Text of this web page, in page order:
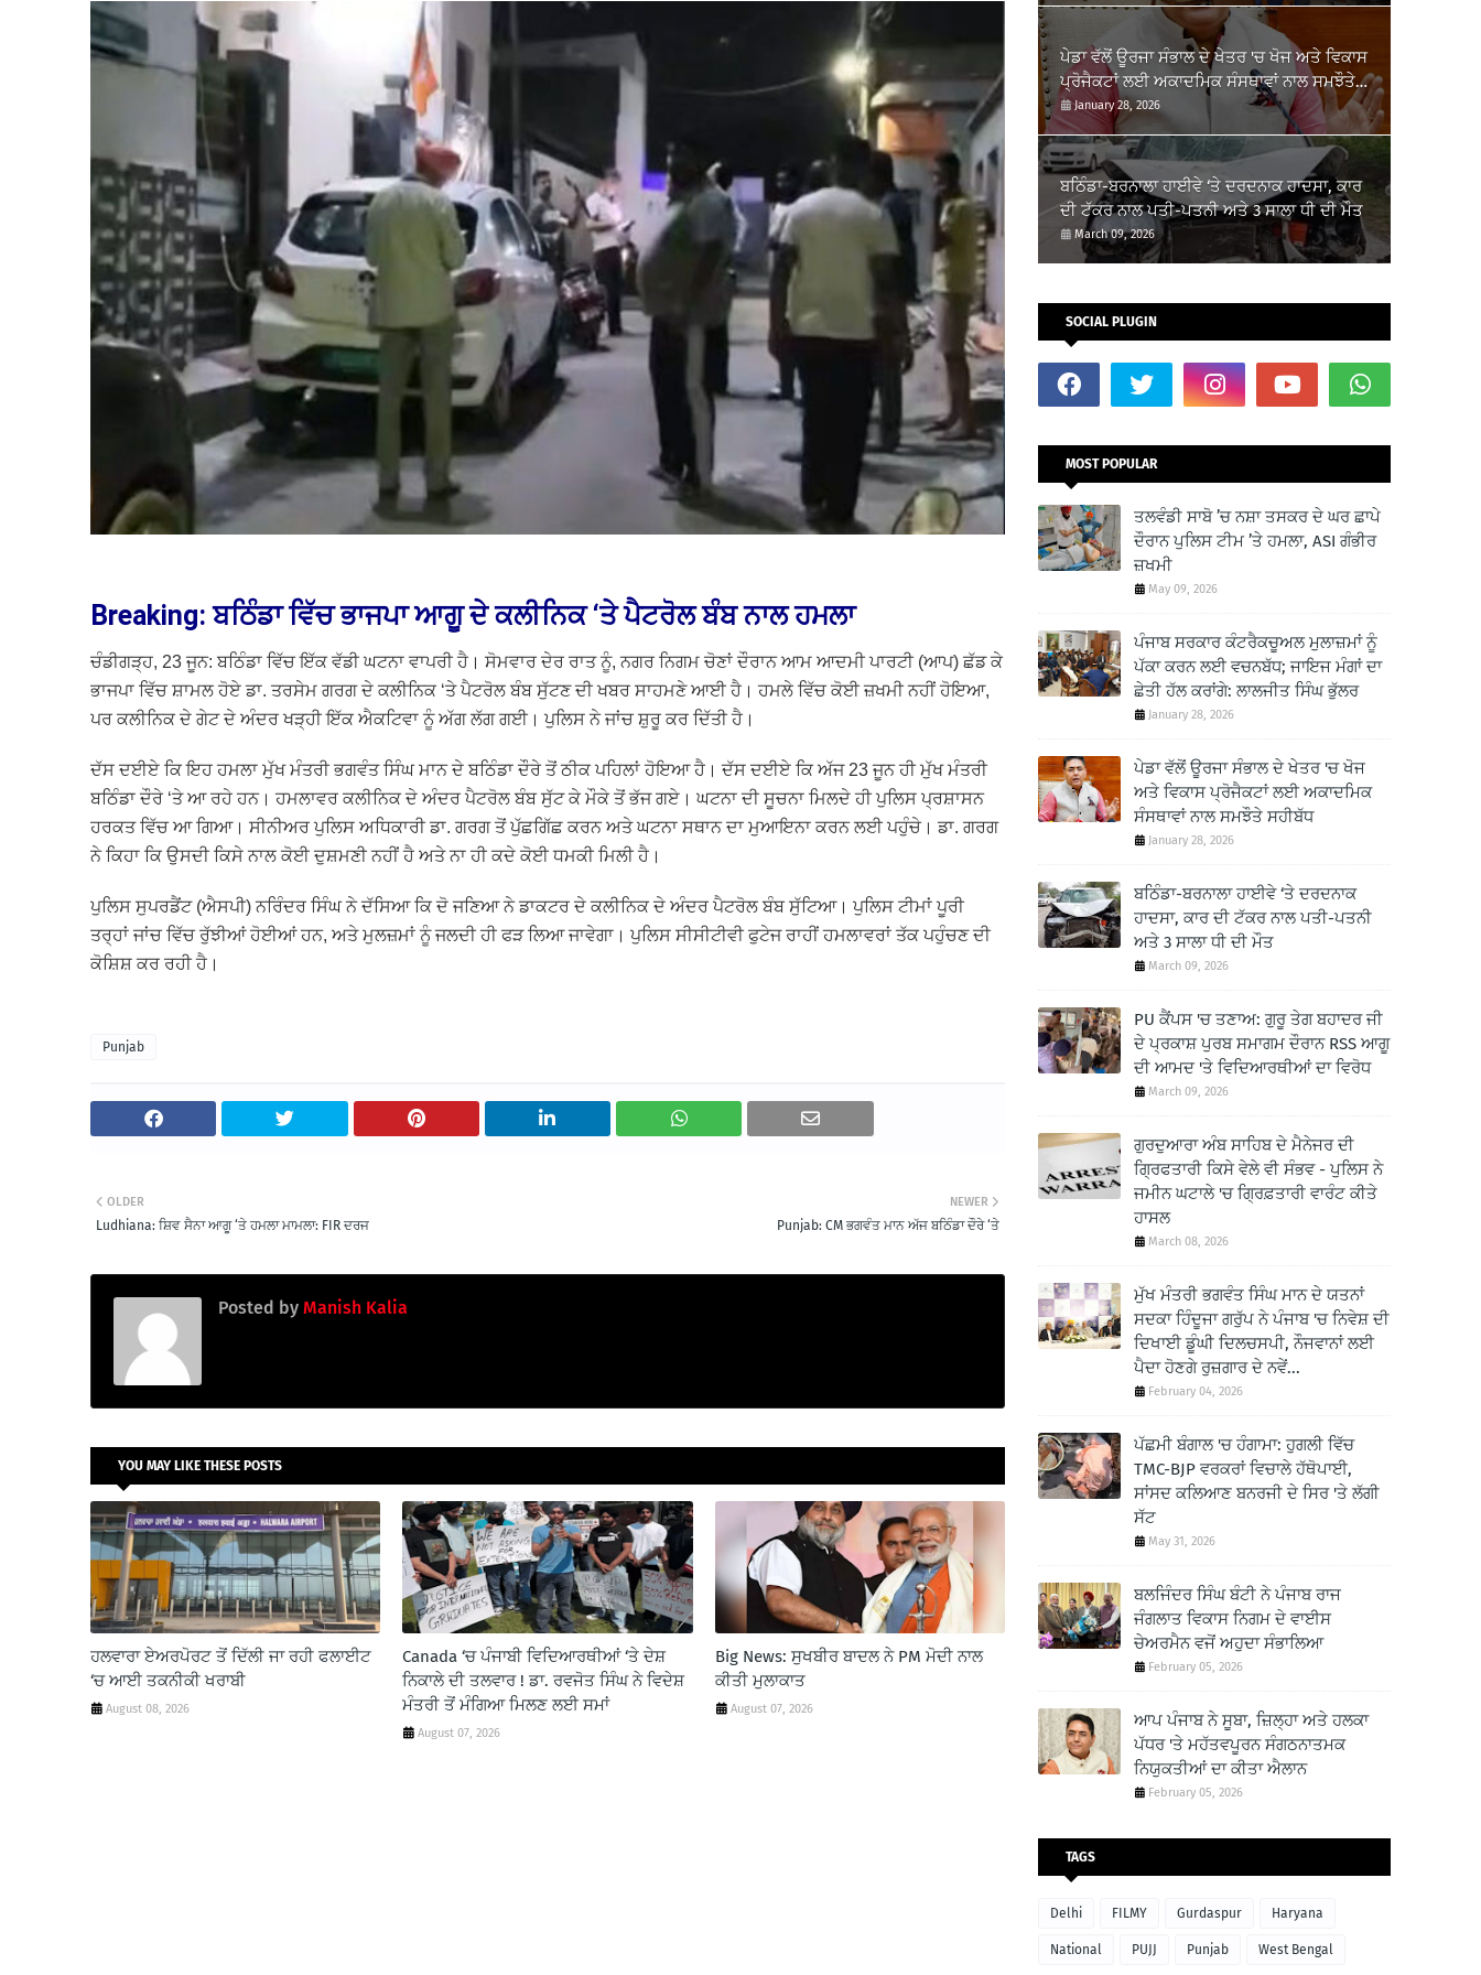
Breaking: ਬਠਿੰਡਾ ਵਿੱਚ ਭਾਜਪਾ ਆਗੂ ਦੇ ਕਲੀਨਿਕ ‘ਤੇ ਪੈਟਰੋਲ ਬੰਬ ਨਾਲ ਹਮਲਾ
ਚੰਡੀਗੜ੍ਹ, 23 ਜੂਨ: ਬਠਿੰਡਾ ਵਿੱਚ ਇੱਕ ਵੱਡੀ ਘਟਨਾ ਵਾਪਰੀ ਹੈ। ਸੋਮਵਾਰ ਦੇਰ ਰਾਤ ਨੂੰ, ਨਗਰ ਨਿਗਮ ਚੋਣਾਂ ਦੌਰਾਨ ਆਮ ਆਦਮੀ ਪਾਰਟੀ (ਆਪ) ਛੱਡ ਕੇ
ਭਾਜਪਾ ਵਿੱਚ ਸ਼ਾਮਲ ਹੋਏ ਡਾ. ਤਰਸੇਮ ਗਰਗ ਦੇ ਕਲੀਨਿਕ ‘ਤੇ ਪੈਟਰੋਲ ਬੰਬ ਸੁੱਟਣ ਦੀ ਖਬਰ ਸਾਹਮਣੇ ਆਈ ਹੈ। ਹਮਲੇ ਵਿੱਚ ਕੋਈ ਜ਼ਖਮੀ ਨਹੀਂ ਹੋਇਆ,
ਪਰ ਕਲੀਨਿਕ ਦੇ ਗੇਟ ਦੇ ਅੰਦਰ ਖੜ੍ਹੀ ਇੱਕ ਐਕਟਿਵਾ ਨੂੰ ਅੱਗ ਲੱਗ ਗਈ। ਪੁਲਿਸ ਨੇ ਜਾਂਚ ਸ਼ੁਰੂ ਕਰ ਦਿੱਤੀ ਹੈ।
ਦੱਸ ਦਈਏ ਕਿ ਇਹ ਹਮਲਾ ਮੁੱਖ ਮੰਤਰੀ ਭਗਵੰਤ ਸਿੰਘ ਮਾਨ ਦੇ ਬਠਿੰਡਾ ਦੌਰੇ ਤੋਂ ਠੀਕ ਪਹਿਲਾਂ ਹੋਇਆ ਹੈ। ਦੱਸ ਦਈਏ ਕਿ ਅੱਜ 23 ਜੂਨ ਹੀ ਮੁੱਖ ਮੰਤਰੀ
ਬਠਿੰਡਾ ਦੌਰੇ ‘ਤੇ ਆ ਰਹੇ ਹਨ। ਹਮਲਾਵਰ ਕਲੀਨਿਕ ਦੇ ਅੰਦਰ ਪੈਟਰੋਲ ਬੰਬ ਸੁੱਟ ਕੇ ਮੌਕੇ ਤੋਂ ਭੱਜ ਗਏ। ਘਟਨਾ ਦੀ ਸੂਚਨਾ ਮਿਲਦੇ ਹੀ ਪੁਲਿਸ ਪ੍ਰਸ਼ਾਸਨ
ਹਰਕਤ ਵਿੱਚ ਆ ਗਿਆ। ਸੀਨੀਅਰ ਪੁਲਿਸ ਅਧਿਕਾਰੀ ਡਾ. ਗਰਗ ਤੋਂ ਪੁੱਛਗਿੱਛ ਕਰਨ ਅਤੇ ਘਟਨਾ ਸਥਾਨ ਦਾ ਮੁਆਇਨਾ ਕਰਨ ਲਈ ਪਹੁੰਚੇ। ਡਾ. ਗਰਗ
ਨੇ ਕਿਹਾ ਕਿ ਉਸਦੀ ਕਿਸੇ ਨਾਲ ਕੋਈ ਦੁਸ਼ਮਣੀ ਨਹੀਂ ਹੈ ਅਤੇ ਨਾ ਹੀ ਕਦੇ ਕੋਈ ਧਮਕੀ ਮਿਲੀ ਹੈ।
ਪੁਲਿਸ ਸੁਪਰਡੈਂਟ (ਐਸਪੀ) ਨਰਿੰਦਰ ਸਿੰਘ ਨੇ ਦੱਸਿਆ ਕਿ ਦੋ ਜਣਿਆ ਨੇ ਡਾਕਟਰ ਦੇ ਕਲੀਨਿਕ ਦੇ ਅੰਦਰ ਪੈਟਰੋਲ ਬੰਬ ਸੁੱਟਿਆ। ਪੁਲਿਸ ਟੀਮਾਂ ਪੂਰੀ
ਤਰ੍ਹਾਂ ਜਾਂਚ ਵਿੱਚ ਰੁੱਝੀਆਂ ਹੋਈਆਂ ਹਨ, ਅਤੇ ਮੁਲਜ਼ਮਾਂ ਨੂੰ ਜਲਦੀ ਹੀ ਫੜ ਲਿਆ ਜਾਵੇਗਾ। ਪੁਲਿਸ ਸੀਸੀਟੀਵੀ ਫੁਟੇਜ ਰਾਹੀਂ ਹਮਲਾਵਰਾਂ ਤੱਕ ਪਹੁੰਚਣ ਦੀ
ਕੋਸ਼ਿਸ਼ ਕਰ ਰਹੀ ਹੈ।
Punjab
NEWER
Punjab: CM ਭਗਵੰਤ ਮਾਨ ਅੱਜ ਬਠਿੰਡਾ ਦੌਰੇ ‘ਤੇ
OLDER
Ludhiana: ਸ਼ਿਵ ਸੈਨਾ ਆਗੂ ‘ਤੇ ਹਮਲਾ ਮਾਮਲਾ: FIR ਦਰਜ
Posted by Manish Kalia
YOU MAY LIKE THESE POSTS
ਹਲਵਾਰਾ ਏਅਰਪੋਰਟ ਤੋਂ ਦਿੱਲੀ ਜਾ ਰਹੀ ਫਲਾਈਟ
‘ਚ ਆਈ ਤਕਨੀਕੀ ਖਰਾਬੀ
August 08, 2026
Canada ‘ਚ ਪੰਜਾਬੀ ਵਿਦਿਆਰਥੀਆਂ ‘ਤੇ ਦੇਸ਼
ਨਿਕਾਲੇ ਦੀ ਤਲਵਾਰ ! ਡਾ. ਰਵਜੋਤ ਸਿੰਘ ਨੇ ਵਿਦੇਸ਼
ਮੰਤਰੀ ਤੋਂ ਮੰਗਿਆ ਮਿਲਣ ਲਈ ਸਮਾਂ
August 07, 2026
Big News: ਸੁਖਬੀਰ‌ ਬਾਦਲ ਨੇ PM ਮੋਦੀ ਨਾਲ
ਕੀਤੀ ਮੁਲਾਕਾਤ
August 07, 2026
ਪੇਡਾ ਵੱਲੋਂ ਊਰਜਾ ਸੰਭਾਲ ਦੇ ਖੇਤਰ 'ਚ ਖੋਜ ਅਤੇ ਵਿਕਾਸ
ਪ੍ਰੋਜੈਕਟਾਂ ਲਈ ਅਕਾਦਮਿਕ ਸੰਸਥਾਵਾਂ ਨਾਲ ਸਮਝੌਤੇ
ਸਹੀਬੱਧ
January 28, 2026
ਬਠਿੰਡਾ-ਬਰਨਾਲਾ ਹਾਈਵੇ ‘ਤੇ ਦਰਦਨਾਕ ਹਾਦਸਾ, ਕਾਰ
ਦੀ ਟੱਕਰ ਨਾਲ ਪਤੀ-ਪਤਨੀ ਅਤੇ 3 ਸਾਲਾ ਧੀ ਦੀ ਮੌਤ
March 09, 2026
SOCIAL PLUGIN
MOST POPULAR
ਤਲਵੰਡੀ ਸਾਬੋ ’ਚ ਨਸ਼ਾ ਤਸਕਰ ਦੇ ਘਰ ਛਾਪੇ
ਦੌਰਾਨ ਪੁਲਿਸ ਟੀਮ ’ਤੇ ਹਮਲਾ, ASI ਗੰਭੀਰ
ਜ਼ਖਮੀ
May 09, 2026
ਪੰਜਾਬ ਸਰਕਾਰ ਕੰਟਰੈਕਚੂਅਲ ਮੁਲਾਜ਼ਮਾਂ ਨੂੰ
ਪੱਕਾ ਕਰਨ ਲਈ ਵਚਨਬੱਧ; ਜਾਇਜ ਮੰਗਾਂ ਦਾ
ਛੇਤੀ ਹੱਲ ਕਰਾਂਗੇ: ਲਾਲਜੀਤ ਸਿੰਘ ਭੁੱਲਰ
January 28, 2026
ਪੇਡਾ ਵੱਲੋਂ ਊਰਜਾ ਸੰਭਾਲ ਦੇ ਖੇਤਰ 'ਚ ਖੋਜ
ਅਤੇ ਵਿਕਾਸ ਪ੍ਰੋਜੈਕਟਾਂ ਲਈ ਅਕਾਦਮਿਕ
ਸੰਸਥਾਵਾਂ ਨਾਲ ਸਮਝੌਤੇ ਸਹੀਬੱਧ
January 28, 2026
ਬਠਿੰਡਾ-ਬਰਨਾਲਾ ਹਾਈਵੇ ‘ਤੇ ਦਰਦਨਾਕ
ਹਾਦਸਾ, ਕਾਰ ਦੀ ਟੱਕਰ ਨਾਲ ਪਤੀ-ਪਤਨੀ
ਅਤੇ 3 ਸਾਲਾ ਧੀ ਦੀ ਮੌਤ
March 09, 2026
PU ਕੈਂਪਸ 'ਚ ਤਣਾਅ: ਗੁਰੂ ਤੇਗ ਬਹਾਦਰ ਜੀ
ਦੇ ਪ੍ਰਕਾਸ਼ ਪੁਰਬ ਸਮਾਗਮ ਦੌਰਾਨ RSS ਆਗੂ
ਦੀ ਆਮਦ 'ਤੇ ਵਿਦਿਆਰਥੀਆਂ ਦਾ ਵਿਰੋਧ
March 09, 2026
ਗੁਰਦੁਆਰਾ ਅੰਬ ਸਾਹਿਬ ਦੇ ਮੈਨੇਜਰ ਦੀ
ਗ੍ਰਿਫਤਾਰੀ ਕਿਸੇ ਵੇਲੇ ਵੀ ਸੰਭਵ - ਪੁਲਿਸ ਨੇ
ਜਮੀਨ ਘਟਾਲੇ 'ਚ ਗ੍ਰਿਫ਼ਤਾਰੀ ਵਾਰੰਟ ਕੀਤੇ
ਹਾਸਲ
March 08, 2026
ਮੁੱਖ ਮੰਤਰੀ ਭਗਵੰਤ ਸਿੰਘ ਮਾਨ ਦੇ ਯਤਨਾਂ
ਸਦਕਾ ਹਿੰਦੂਜਾ ਗਰੁੱਪ ਨੇ ਪੰਜਾਬ 'ਚ ਨਿਵੇਸ਼ ਦੀ
ਦਿਖਾਈ ਡੂੰਘੀ ਦਿਲਚਸਪੀ, ਨੌਜਵਾਨਾਂ ਲਈ
ਪੈਦਾ ਹੋਣਗੇ ਰੁਜ਼ਗਾਰ ਦੇ ਨਵੇਂ...
February 04, 2026
ਪੱਛਮੀ ਬੰਗਾਲ 'ਚ ਹੰਗਾਮਾ: ਹੁਗਲੀ ਵਿੱਚ
TMC-BJP ਵਰਕਰਾਂ ਵਿਚਾਲੇ ਹੱਥੋਪਾਈ,
ਸਾਂਸਦ ਕਲਿਆਣ ਬਨਰਜੀ ਦੇ ਸਿਰ 'ਤੇ ਲੱਗੀ
ਸੱਟ
May 31, 2026
ਬਲਜਿੰਦਰ ਸਿੰਘ ਬੰਟੀ ਨੇ ਪੰਜਾਬ ਰਾਜ
ਜੰਗਲਾਤ ਵਿਕਾਸ ਨਿਗਮ ਦੇ ਵਾਈਸ
ਚੇਅਰਮੈਨ ਵਜੋਂ ਅਹੁਦਾ ਸੰਭਾਲਿਆ
February 05, 2026
ਆਪ ਪੰਜਾਬ ਨੇ ਸੂਬਾ, ਜ਼ਿਲ੍ਹਾ ਅਤੇ ਹਲਕਾ
ਪੱਧਰ 'ਤੇ ਮਹੱਤਵਪੂਰਨ ਸੰਗਠਨਾਤਮਕ
ਨਿਯੁਕਤੀਆਂ ਦਾ ਕੀਤਾ ਐਲਾਨ
February 05, 2026
TAGS
Delhi FILMY Gurdaspur Haryana
National PUJJ Punjab West Bengal